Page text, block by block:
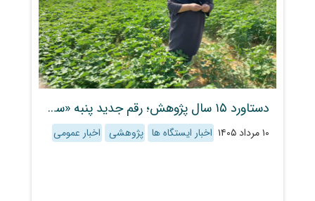
دستاورد ۱۵ سال پژوهش؛ رقم جدید پنبه «سروش» با قابلیت برداشت مکانیزه و تحمل به شوری به بخش کشاورزی معرفی شد
۱۰ مرداد ۱۴۰۵ اخبار ایستگاه ها پژوهشی اخبار عمومی